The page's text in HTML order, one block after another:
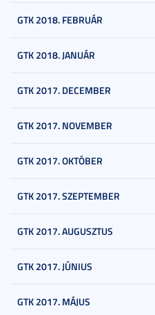
GTK 2018. FEBRUÁR
GTK 2018. JANUÁR
GTK 2017. DECEMBER
GTK 2017. NOVEMBER
GTK 2017. OKTÓBER
GTK 2017. SZEPTEMBER
GTK 2017. AUGUSZTUS
GTK 2017. JÚNIUS
GTK 2017. MÁJUS